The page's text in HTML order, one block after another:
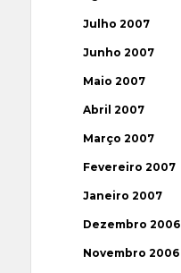
Julho 2007
Junho 2007
Maio 2007
Abril 2007
Março 2007
Fevereiro 2007
Janeiro 2007
Dezembro 2006
Novembro 2006